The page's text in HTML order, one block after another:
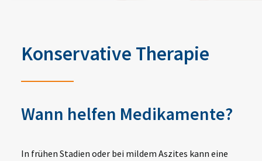
Konservative Therapie
Wann helfen Medikamente?
In frühen Stadien oder bei mildem Aszites kann eine